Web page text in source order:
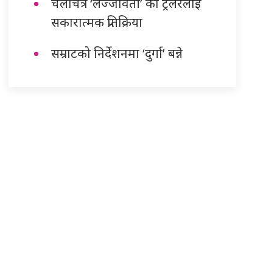
सकारात्मक प्रतिक्रिया
सम्राटको निर्देशनमा ‘दुर्गा’ बन्ने